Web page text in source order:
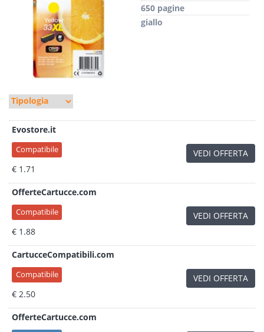
650 pagine
giallo
Evostore.it
Compatibile
€ 1.71
VEDI OFFERTA
OfferteCartucce.com
Compatibile
€ 1.88
VEDI OFFERTA
CartucceCompatibili.com
Compatibile
€ 2.50
VEDI OFFERTA
OfferteCartucce.com